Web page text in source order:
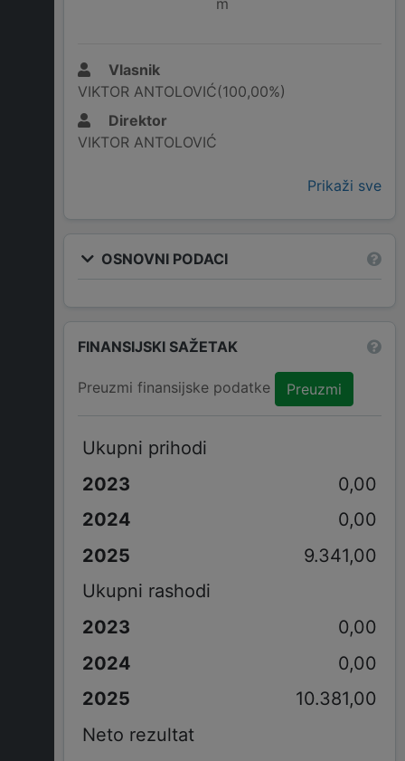
m
Vlasnik
VIKTOR ANTOLOVIĆ(100,00%)
Direktor
VIKTOR ANTOLOVIĆ
Prikaži sve
OSNOVNI PODACI
FINANSIJSKI SAŽETAK
Preuzmi finansijske podatke Preuzmi
Ukupni prihodi
0,00
0,00
9.341,00
Ukupni rashodi
0,00
0,00
10.381,00
Neto rezultat